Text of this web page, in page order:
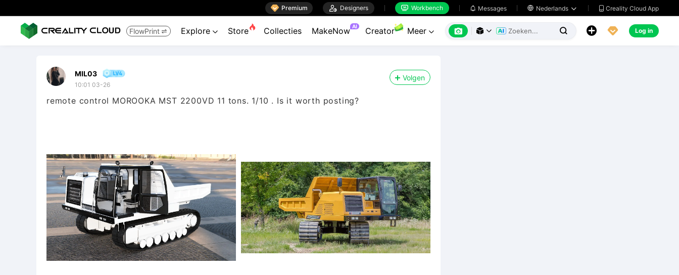
 Premium  Designers  Workbench  Messages  Nederlands   Creality Cloud App
FlowPrint  Explore  Store Collecties MakeNow AI Creator Meer        Log in
MIL03
10:01 03-26
Volgen
remote control MOROOKA MST 2200VD 11 tons. 1/10 . Is it worth posting?